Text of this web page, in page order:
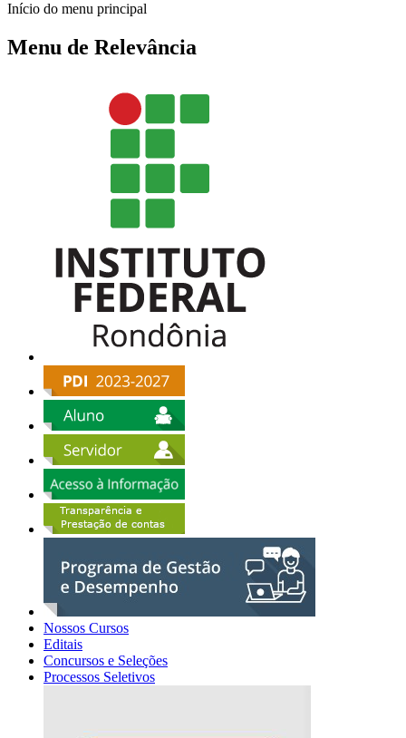
Início do menu principal
Menu de Relevância
Nossos Cursos
Editais
Concursos e Seleções
Processos Seletivos